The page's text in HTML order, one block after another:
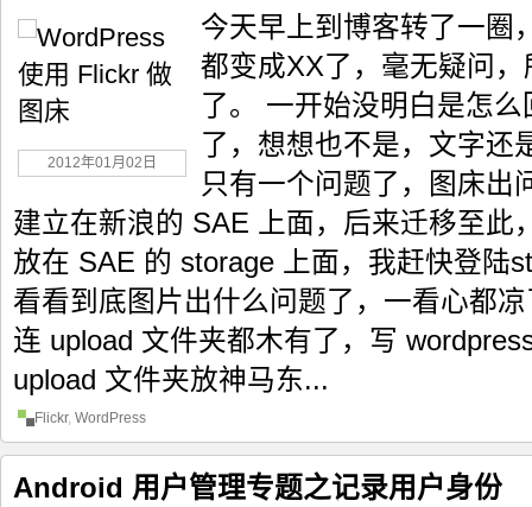
2012年01月02日
今天早上到博客转了一圈
都变成XX了，毫无疑问
了。 一开始没明白是怎
了，想想也不是，文字还
只有一个问题了，图床出
建立在新浪的 SAE 上面，后来迁移至此
放在 SAE 的 storage 上面，我赶快登陆
看看到底图片出什么问题了，一看心都
连 upload 文件夹都木有了，写
upload 文件夹放神马东...
Flickr, WordPress
Android 用户管理专题之记录用户身份